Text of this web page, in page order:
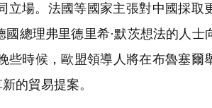
場。法國等國家主張對中國採取
總理弗里德里希·默茨想法的人士
時候，歐盟領導人將在布魯塞爾
的貿易提案。